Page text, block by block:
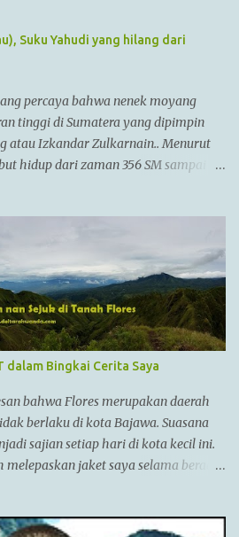
Suku Yahudi yang hilang dari
percaya bahwa nenek moyang
tinggi di Sumatera yang dipimpin
atau Izkandar Zulkarnain.. Menurut
hidup dari zaman 356 SM sampai
dia sudah menguasai
sudah dikenal. Ayahnya adalah Philip II
kota2 di dataran utama Yunani
dalam sebuah Negara
Corinth (League of Corinth) Raja
termasuk
Bactria,Mesopotamia
batas2 imperiumnya sejauh
Zulkarnain juga sempat
membangun Tembok Besar
ban...
dalam Bingkai Cerita Saya
bahwa Flores merupakan daerah
berlaku di kota Bajawa. Suasana
sajian setiap hari di kota kecil ini.
jaket saya selama berada
dan lainnya. Kota yang terletak